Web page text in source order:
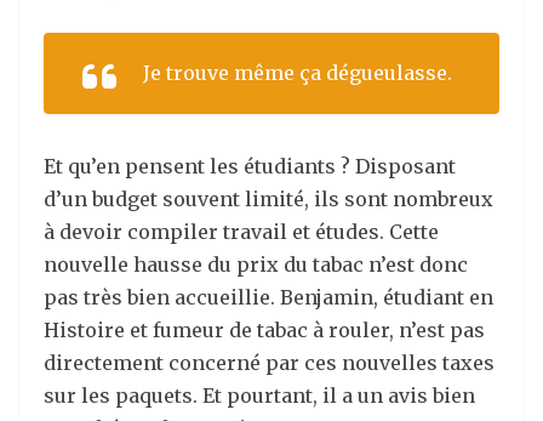
Je trouve même ça dégueulasse.
Et qu’en pensent les étudiants ? Disposant
d’un budget souvent limité, ils sont nombreux
à devoir compiler travail et études. Cette
nouvelle hausse du prix du tabac n’est donc
pas très bien accueillie. Benjamin, étudiant en
Histoire et fumeur de tabac à rouler, n’est pas
directement concerné par ces nouvelles taxes
sur les paquets. Et pourtant, il a un avis bien